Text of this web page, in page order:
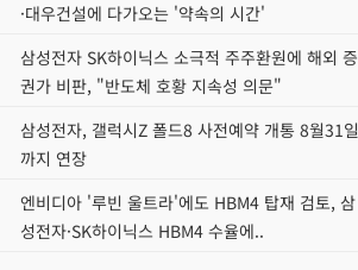
·대우건설에 다가오는 '약속의 시간'
삼성전자 SK하이닉스 소극적 주주환원에 해외 증
권가 비판, "반도체 호황 지속성 의문"
삼성전자, 갤럭시Z 폴드8 사전예약 개통 8월31일
까지 연장
엔비디아 '루빈 울트라'에도 HBM4 탑재 검토, 삼
성전자·SK하이닉스 HBM4 수율에..